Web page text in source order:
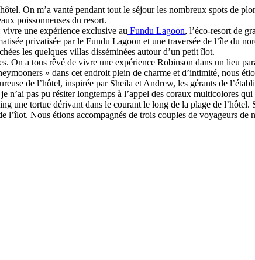
On m’a vanté pendant tout le séjour les nombreux spots de
poissonneuses du resort.
une expérience exclusive au Fundu Lagoon, l’éco-resort de
privatisée par le Fundu Lagoon et une traversée de l’île du
les quelques villas disséminées autour d’un petit îlot.
On a tous rêvé de vivre une expérience Robinson dans un lieu
» dans cet endroit plein de charme et d’intimité, nous
de l’hôtel, inspirée par Sheila et Andrew, les gérants de
n’ai pas pu résiter longtemps à l’appel des coraux multicolores
une tortue dérivant dans le courant le long de la plage de
Nous étions accompagnés de trois couples de voyageurs de